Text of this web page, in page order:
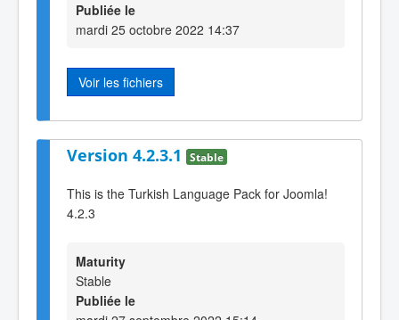
Publiée le
mardi 25 octobre 2022 14:37
Voir les fichiers
Version 4.2.3.1 Stable
This is the Turkish Language Pack for Joomla!
4.2.3
Maturity
Stable
Publiée le